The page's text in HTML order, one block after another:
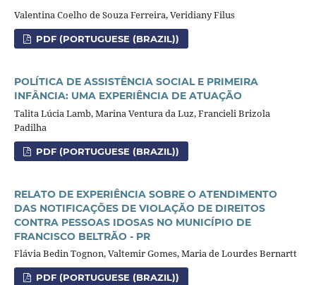
Valentina Coelho de Souza Ferreira, Veridiany Filus
PDF (PORTUGUESE (BRAZIL))
POLÍTICA DE ASSISTÊNCIA SOCIAL E PRIMEIRA
INFÂNCIA: UMA EXPERIÊNCIA DE ATUAÇÃO
Talita Lúcia Lamb, Marina Ventura da Luz, Francieli Brizola
Padilha
PDF (PORTUGUESE (BRAZIL))
RELATO DE EXPERIÊNCIA SOBRE O ATENDIMENTO
DAS NOTIFICAÇÕES DE VIOLAÇÃO DE DIREITOS
CONTRA PESSOAS IDOSAS NO MUNICÍPIO DE
FRANCISCO BELTRÃO - PR
Flávia Bedin Tognon, Valtemir Gomes, Maria de Lourdes Bernartt
PDF (PORTUGUESE (BRAZIL))